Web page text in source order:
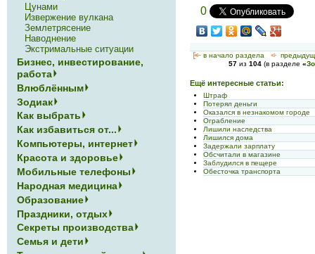
0
[<— в начало раздела <-
57 из 104 (в разделе «
Ещё интересные статьи:
Штраф
Потерял деньги
Оказался в незнакомом городе
Ограбление
Лишили наследства
Лишился дома
Задержали зарплату
Обсчитали в магазине
Заблудился в пещере
Обесточка транспорта
Цунами
Извержение вулкана
Землетрясение
Наводнение
Экстримальные ситуации
Бизнес, инвестирование,
работа
Влюблённым
Зодиак
Как выбрать
Как избавиться от...
Компьютеры, интернет
Красота и здоровье
Мобильные телефоны
Народная медицина
Образование
Праздники, отдых
Секреты производства
Семья и дети